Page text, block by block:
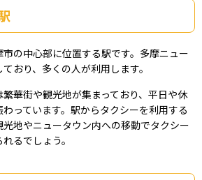
の中心部に位置する駅です。多摩ニュー
おり、多くの人が利用します。
華街や観光地が集まっており、平日や休
っています。駅からタクシーを利用する
地やニュータウン内への移動でタクシー
るでしょう。